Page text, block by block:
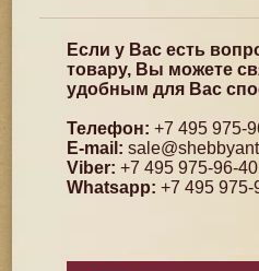
Если у Вас есть
товару, Вы можете
удобным для Вас
Телефон: +7 495 975-
E-mail:
Viber: +7 495 975-96-40
Whatsapp: +7 495 975-